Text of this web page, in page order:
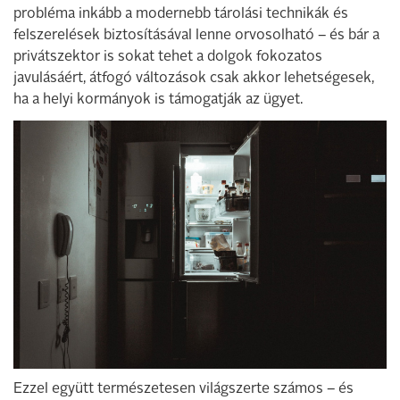
probléma inkább a modernebb tárolási technikák és
felszerelések biztosításával lenne orvosolható – és bár a
privátszektor is sokat tehet a dolgok fokozatos
javulásáért, átfogó változások csak akkor lehetségesek,
ha a helyi kormányok is támogatják az ügyet.
Ezzel együtt természetesen világszerte számos – és